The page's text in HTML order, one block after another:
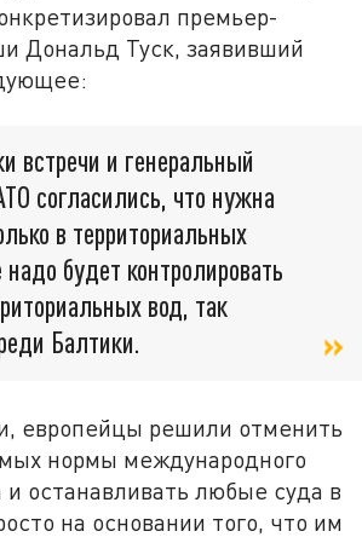
премьер-
Дональд Туск, заявивший
встречи и генеральный
согласились, что нужна
в территориальных
будет контролировать
вод, так
Балтики.
европейцы решили отменить
нормы международного
и останавливать любые суда в
на основании того, что им